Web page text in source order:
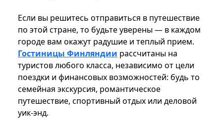
Если вы решитесь отправиться в путешествие
по этой стране, то будьте уверены — в каждом
городе вам окажут радушие и теплый прием.
Гостиницы Финляндии рассчитаны на
туристов любого класса, независимо от цели
поездки и финансовых возможностей: будь то
семейная экскурсия, романтическое
путешествие, спортивный отдых или деловой
уик-энд.